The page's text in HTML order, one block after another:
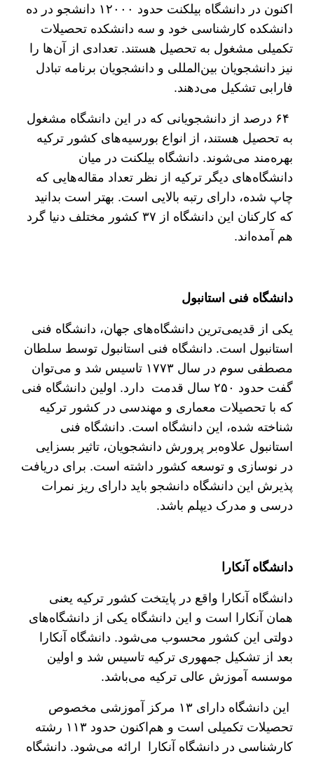
اکنون در دانشگاه بیلکنت حدود ۱۲۰۰۰ دانشجو در ده
دانشکده کارشناسی خود و سه دانشکده تحصیلات
تکمیلی مشغول به تحصیل هستند. تعدادی از آن‌ها را
نیز دانشجویان بین‌المللی و دانشجویان برنامه تبادل
فارابی تشکیل می‌دهند.
۶۴ درصد از دانشجویانی که در این دانشگاه مشغول
به تحصیل هستند، از انواع بورسیه‌های کشور ترکیه
بهره‌مند می‌شوند. دانشگاه بیلکنت در میان
دانشگاه‌های دیگر ترکیه از نظر تعداد مقاله‌هایی که
چاپ شده، دارای رتبه بالایی است. بهتر است بدانید
که کارکنان این دانشگاه از ۳۷ کشور مختلف دنیا گرد
هم آمده‌اند.
دانشگاه فنی استانبول
یکی از قدیمی‌ترین دانشگاه‌های جهان، دانشگاه فنی
استانبول است. دانشگاه فنی استانبول توسط سلطان
مصطفی سوم در سال ۱۷۷۳ تاسیس شد و می‌توان
گفت حدود ۲۵۰ سال قدمت دارد. اولین دانشگاه فنی
که با تحصیلات معماری و مهندسی در کشور ترکیه
شناخته شده، این دانشگاه است. دانشگاه فنی
استانبول علاوه‌بر پرورش دانشجویان، تاثیر بسزایی
در نوسازی و توسعه کشور داشته است. برای دریافت
پذیرش این دانشگاه دانشجو باید دارای ریز نمرات
درسی و مدرک دیپلم باشد.
دانشگاه آنکارا
دانشگاه آنکارا واقع در پایتخت کشور ترکیه یعنی
همان آنکارا است و این دانشگاه یکی از دانشگاه‌های
دولتی این کشور محسوب می‌شود. دانشگاه آنکارا
بعد از تشکیل جمهوری ترکیه تاسیس شد و اولین
موسسه آموزش عالی ترکیه می‌باشد.
این دانشگاه دارای ۱۳ مرکز آموزشی مخصوص
تحصیلات تکمیلی است و هم‌اکنون حدود ۱۱۳ رشته
کارشناسی در دانشگاه آنکارا ارائه می‌شود. دانشگاه